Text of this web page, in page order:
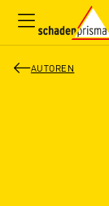
AUTOREN